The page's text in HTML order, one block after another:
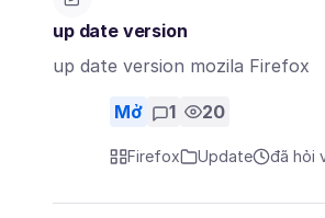
up date version
up date version mozila Firefox
Mở 1 20
Firefox Update đã hỏi